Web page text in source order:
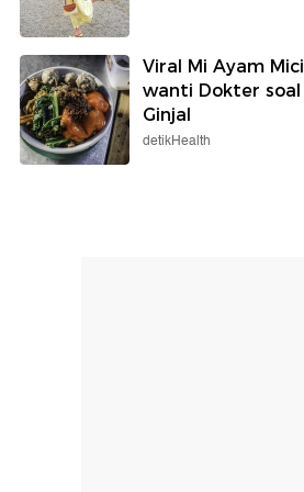
Viral Mi Ayam
wanti Dokter
Ginjal
detikHealth